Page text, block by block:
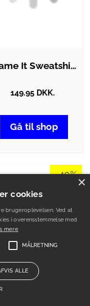
Name It Sweatshirt - NkfLioca - Sort
149.95 DKK.
Gå til shop
-40%
cookies
brugeroplevelsen. Ved at
i overensstemmelse med
mere
MÅLRETNING
ALLE
×